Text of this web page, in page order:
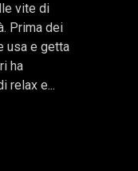
vite di
Prima dei
usa e getta
ha
relax e...